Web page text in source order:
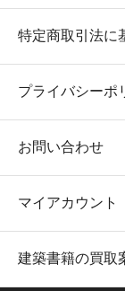
特定商取引法に
プライバシーポ
お問い合わせ
マイアカウント
建築書籍の買取